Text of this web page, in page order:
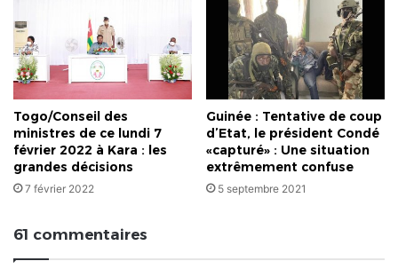
Togo/Conseil des
ministres de ce lundi 7
février 2022 à Kara : les
grandes décisions
7 février 2022
Guinée : Tentative de coup
d’Etat, le président Condé
«capturé» : Une situation
extrêmement confuse
5 septembre 2021
61 commentaires